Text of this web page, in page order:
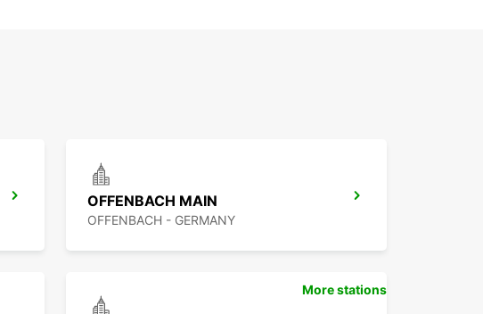
OFFENBACH MAIN
OFFENBACH - GERMANY
More stations